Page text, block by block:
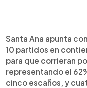
Santa Ana apunta
10 partidos en
para que corrieran
representando el
cinco escaños, y